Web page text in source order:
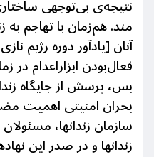
نتیجه‌یبی‌توجهی
مند.هم‌زمان با تهاجم به
آنان [یادآور دوره رژیم
فعال‌بودن ابزاراعدام
بس، پرسش از جایگاه
بحران امنیتی اهمیت
سازمان زندانها،
زندانها و در صدر این